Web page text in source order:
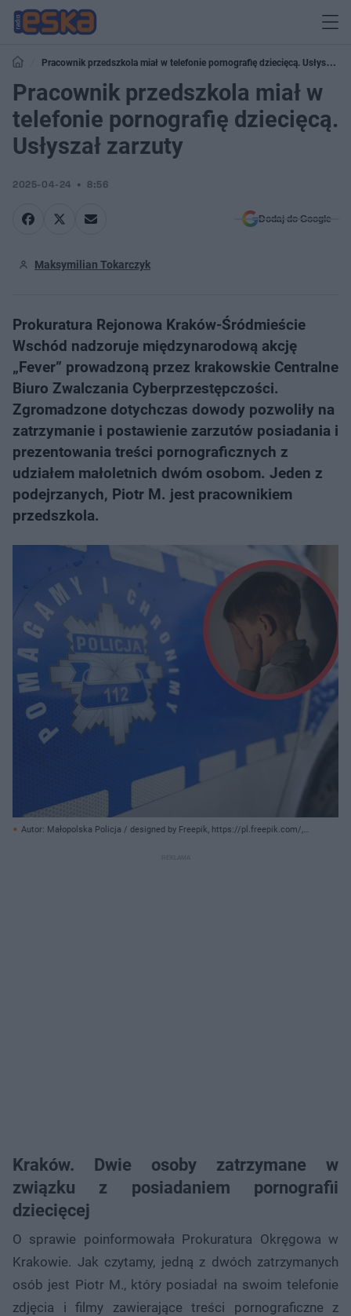
Pracownik przedszkola miał w telefonie pornografię dziecięcą. Usłyszał
zarzuty
Pracownik przedszkola miał w
telefonie pornografię dziecięcą.
Usłyszał zarzuty
2025-04-24 8:56
Dodaj do Google
Maksymilian Tokarczyk
Prokuratura Rejonowa Kraków-Śródmieście
Wschód nadzoruje międzynarodową akcję
„Fever” prowadzoną przez krakowskie Centralne
Biuro Zwalczania Cyberprzestępczości.
Zgromadzone dotychczas dowody pozwoliły na
zatrzymanie i postawienie zarzutów posiadania i
prezentowania treści pornograficznych z
udziałem małoletnich dwóm osobom. Jeden z
podejrzanych, Piotr M. jest pracownikiem
przedszkola.
Autor: Małopolska Policja / designed by Freepik, https://pl.freepik.com/,
Kraków. Dwie osoby zatrzymane w
związku z posiadaniem pornografii
dziecięcej
O sprawie poinformowała Prokuratura Okręgowa w
Krakowie. Jak czytamy, jedną z dwóch zatrzymanych
osób jest Piotr M., który posiadał na swoim telefonie
zdjęcia i filmy zawierające treści pornograficzne z